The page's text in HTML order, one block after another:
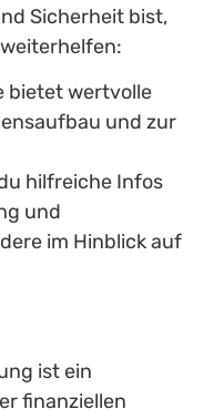
Sicherheit bist,
bietet wertvolle
und zur
hilfreiche Infos
und
im Hinblick auf
ist ein
finanziellen